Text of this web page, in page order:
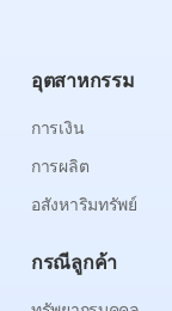
อุตสาหกรรม
การเงิน
การผลิต
อสังหาริมทรัพย์
กรณีลูกค้า